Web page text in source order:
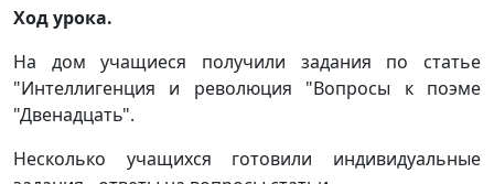
Ход урока.
На дом учащиеся получили задания по статье
"Интеллигенция и революция "Вопросы к поэме
"Двенадцать".
Несколько учащихся готовили индивидуальные